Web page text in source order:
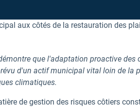
que l'adaptation proactive des
d'un actif municipal vital loin de la
climatiques.
de gestion des risques côtiers